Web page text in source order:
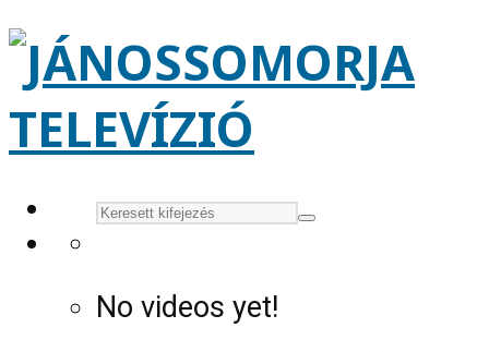
No videos yet!